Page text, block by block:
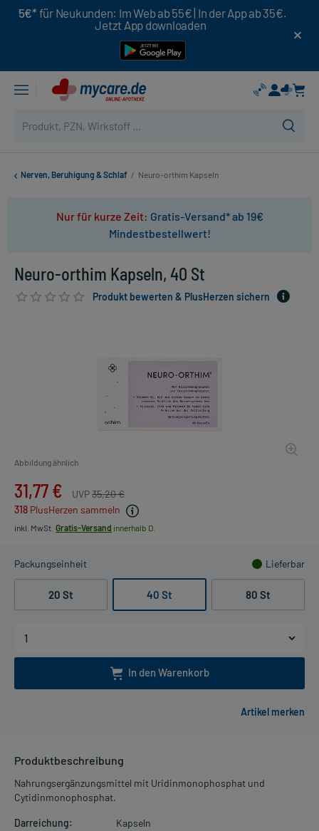
5€* für Neukunden: Im Web ab 55€ | In der App ab 35€.
Jetzt App downloaden
Nerven, Beruhigung & Schlaf / Neuro-orthim Kapseln
Nur für kurze Zeit: Gratis-Versand* ab 19€
Mindestbestellwert!
Neuro-orthim Kapseln, 40 St
Produkt bewerten & PlusHerzen sichern
Abbildung ähnlich
31,77 € UVP35,20 €
318 PlusHerzen sammeln
inkl. MwSt. Gratis-Versand innerhalb D.
Packungseinheit Lieferbar
20 St 40 St 80 St
In den Warenkorb
Produktbeschreibung
Nahrungsergänzungsmittel mit Uridinmonophosphat und
Cytidinmonophosphat.
Darreichung:
Kapseln